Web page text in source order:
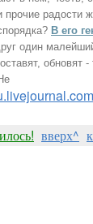
прочие радости
В его
один
обновят
вверх^